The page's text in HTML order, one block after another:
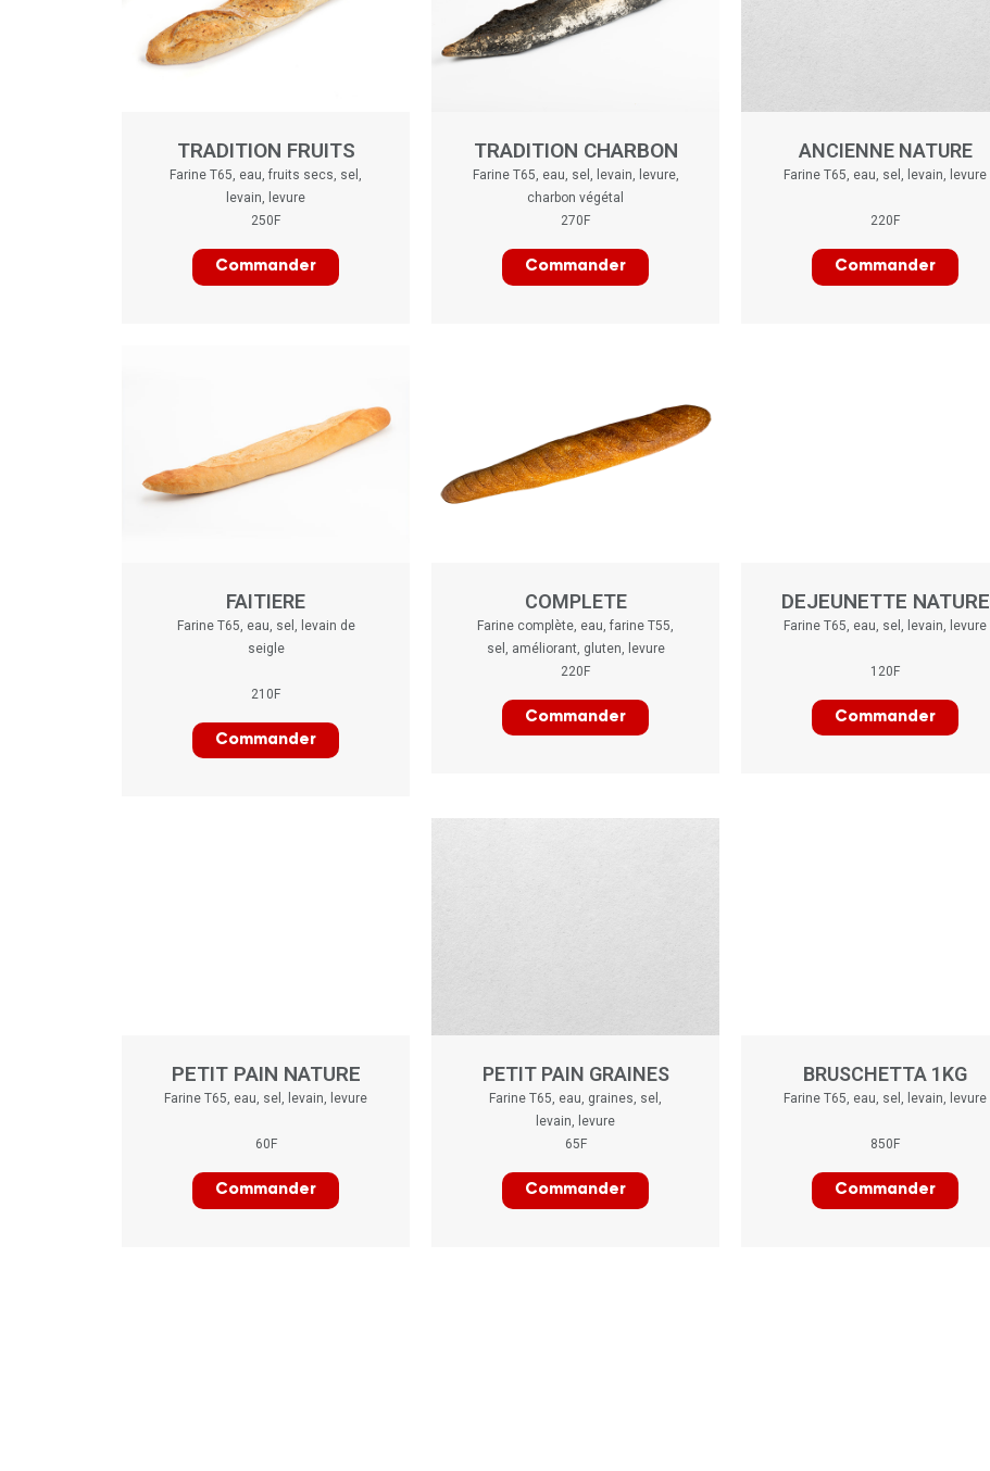
TRADITION FRUITS
Farine T65, eau, fruits secs, sel,
levain, levure
250F
Commander
FAITIERE
Farine T65, eau, sel, levain de
seigle
210F
Commander
TRADITION CHARBON
Farine T65, eau, sel, levain, levure,
charbon végétal
270F
Commander
COMPLETE
Farine complète, eau, farine T55,
sel, améliorant, gluten, levure
220F
Commander
ANCIENNE NATURE
Farine T65, eau, sel, levain, levure
220F
Commander
DEJEUNETTE NATURE
Farine T65, eau, sel, levain, levure
120F
Commander
PETIT PAIN NATURE
Farine T65, eau, sel, levain, levure
60F
Commander
PETIT PAIN GRAINES
Farine T65, eau, graines, sel,
levain, levure
65F
Commander
BRUSCHETTA 1KG
Farine T65, eau, sel, levain, levure
850F
Commander